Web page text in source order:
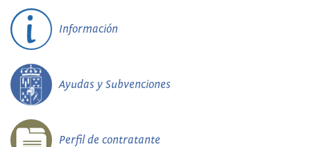
Información
Ayudas y Subvenciones
Perfil de contratante